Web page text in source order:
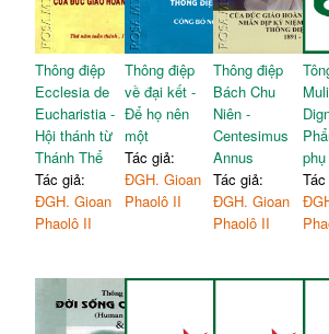
Thông điệp
Ecclesia de
Eucharistia -
Hội thánh từ
Thánh Thể
Tác giả:
ĐGH. Gioan
Phaolô II
Thông điệp
về đại kết -
Để họ nên
một
Tác giả:
ĐGH. Gioan
Phaolô II
Thông điệp
Bách Chu
Niên -
Centesimus
Annus
Tác giả:
ĐGH. Gioan
Phaolô II